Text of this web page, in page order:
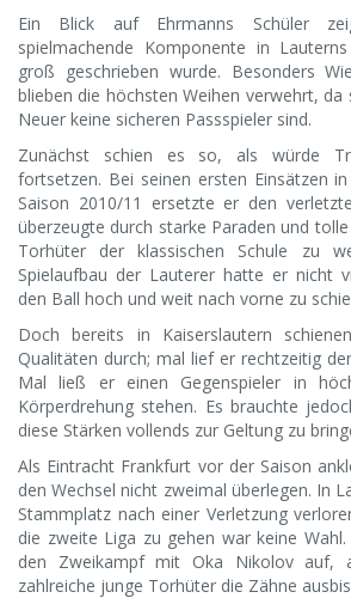
Ein Blick auf Ehrmanns Schüler
spielmachende Komponente in
groß geschrieben wurde. Besonders
blieben die höchsten Weihen verwehrt, da
Neuer keine sicheren Passspieler sind.
Zunächst schien es so, als würde
fortsetzen. Bei seinen ersten Einsätzen
Saison 2010/11 ersetzte er den
überzeugte durch starke Paraden und
Torhüter der klassischen Schule zu
Spielaufbau der Lauterer hatte er nicht
den Ball hoch und weit nach vorne zu
Doch bereits in Kaiserslautern
Qualitäten durch; mal lief er rechtzeitig
Mal ließ er einen Gegenspieler in
Körperdrehung stehen. Es brauchte
diese Stärken vollends zur Geltung zu
Als Eintracht Frankfurt vor der Saison
den Wechsel nicht zweimal überlegen. In
Stammplatz nach einer Verletzung
die zweite Liga zu gehen war keine
den Zweikampf mit Oka Nikolov auf,
zahlreiche junge Torhüter die Zähne